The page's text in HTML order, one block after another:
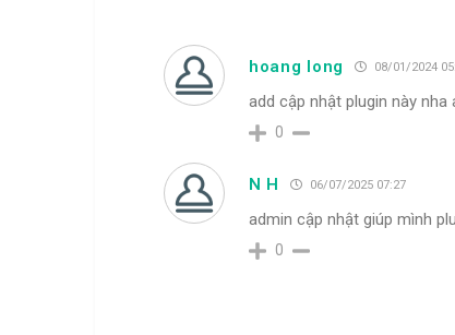
hoang long 08/01/2024
add cập nhật plugin này nha
0
N H 06/07/2025 07:27
admin cập nhật giúp mình
0